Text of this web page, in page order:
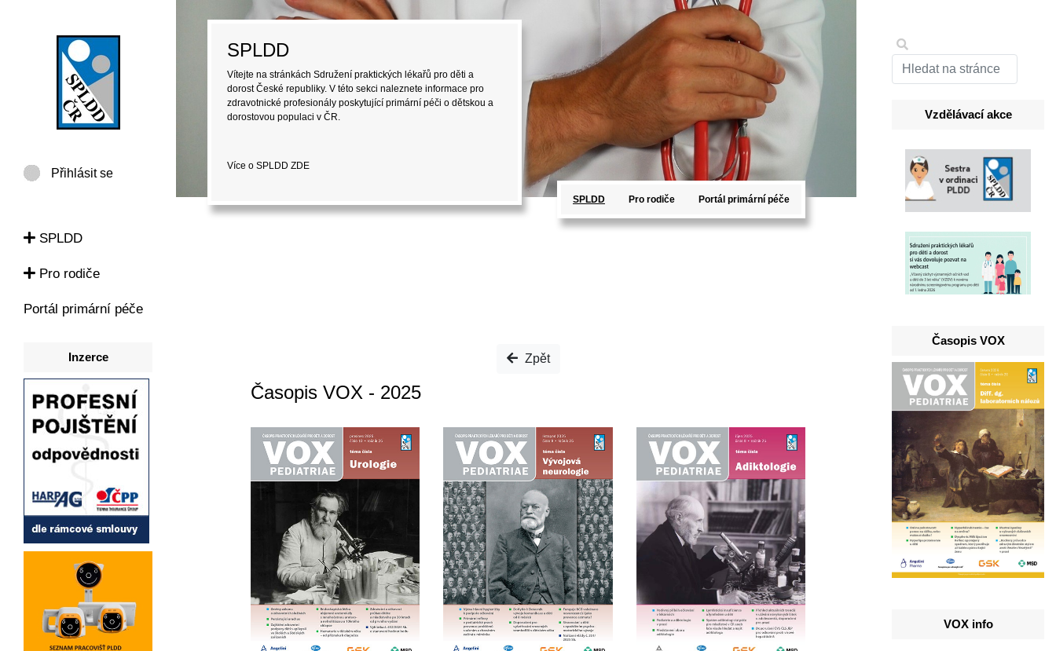
Přihlásit se
SPLDD
Pro rodiče
Portál primární péče
Inzerce
Pro rodiče
Vítejte na stránkách Sdružení praktických lékařů pro děti a
dorost České republiky (SPLDD). V této sekci naleznete
informace pro laickou veřejnost, které mohou být užitečné při
péči o děti a dorost.
SPLDD Pro rodiče Portál primární péče
Zpět
Časopis VOX - 2025
Vzdělávací akce
Časopis VOX
VOX info